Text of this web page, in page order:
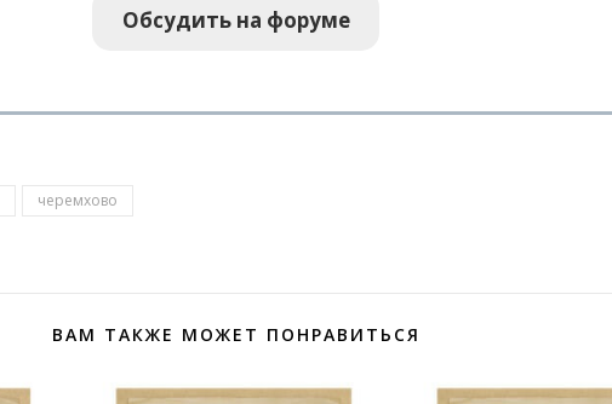
Обсудить на форуме
черемхово
ВАМ ТАКЖЕ МОЖЕТ ПОНРАВИТЬСЯ